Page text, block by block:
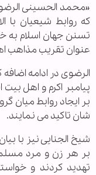
«محمد الحسینی
که روابط شیعیان با
تسنن جهان اسلام به
عنوان تقریب مذاهب
الرضوی در ادامه
پیامبر اکرم و اهل
بر ایجاد روابط میان
شان تاکید می نمایند.
شیخ الجنایی نیز با
بر هر زن و مرد
تهدید کردند و